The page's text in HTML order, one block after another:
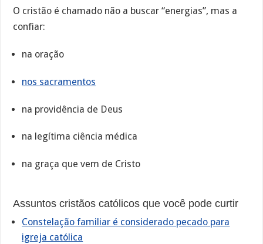
O cristão é chamado não a buscar “energias”, mas a
confiar:
na oração
nos sacramentos
na providência de Deus
na legítima ciência médica
na graça que vem de Cristo
Assuntos cristãos católicos que você pode curtir
Constelação familiar é considerado pecado para
igreja católica